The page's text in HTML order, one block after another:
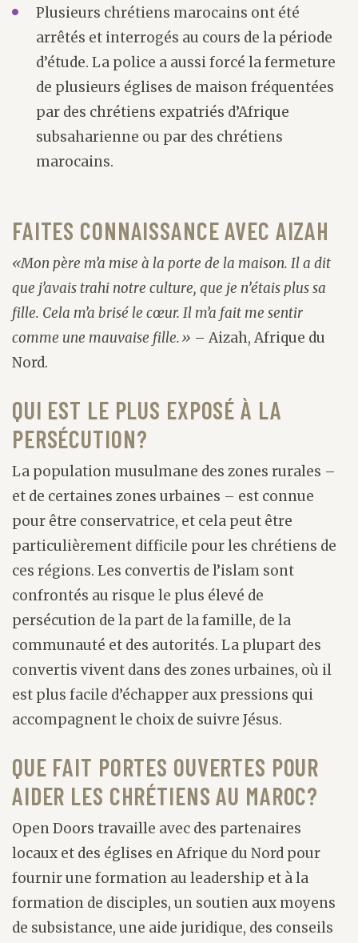
Plusieurs chrétiens marocains ont été
arrêtés et interrogés au cours de la période
d’étude. La police a aussi forcé la fermeture
de plusieurs églises de maison fréquentées
par des chrétiens expatriés d’Afrique
subsaharienne ou par des chrétiens
marocains.
FAITES CONNAISSANCE AVEC AIZAH
«Mon père m’a mise à la porte de la maison. Il a dit
que j’avais trahi notre culture, que je n’étais plus sa
fille. Cela m’a brisé le cœur. Il m’a fait me sentir
comme une mauvaise fille.» – Aizah, Afrique du
Nord.
QUI EST LE PLUS EXPOSÉ À LA
PERSÉCUTION?
La population musulmane des zones rurales –
et de certaines zones urbaines – est connue
pour être conservatrice, et cela peut être
particulièrement difficile pour les chrétiens de
ces régions. Les convertis de l’islam sont
confrontés au risque le plus élevé de
persécution de la part de la famille, de la
communauté et des autorités. La plupart des
convertis vivent dans des zones urbaines, où il
est plus facile d’échapper aux pressions qui
accompagnent le choix de suivre Jésus.
QUE FAIT PORTES OUVERTES POUR
AIDER LES CHRÉTIENS AU MAROC?
Open Doors travaille avec des partenaires
locaux et des églises en Afrique du Nord pour
fournir une formation au leadership et à la
formation de disciples, un soutien aux moyens
de subsistance, une aide juridique, des conseils